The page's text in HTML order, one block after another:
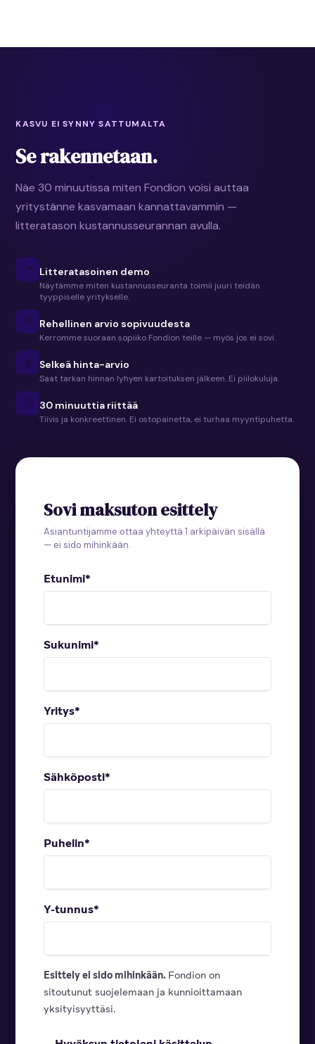
KASVU EI SYNNY SATTUMALTA
Se rakennetaan.
Näe 30 minuutissa miten Fondion voisi auttaa
yritystänne kasvamaan kannattavammin —
litteratason kustannusseurannan avulla.
📍 Litteratasoinen demo
Näytämme miten kustannusseuranta toimii juuri teidän
tyyppiselle yritykselle.
💬 Rehellinen arvio sopivuudesta
Kerromme suoraan sopiiko Fondion teille — myös jos ei sovi.
💰 Selkeä hinta-arvio
Saat tarkan hinnan lyhyen kartoituksen jälkeen. Ei piilokuluja.
⏱ 30 minuuttia riittää
Tiivis ja konkreettinen. Ei ostopainetta, ei turhaa myyntipuhetta.
Sovi maksuton esittely
Asiantuntijamme ottaa yhteyttä 1 arkipäivän sisällä
— ei sido mihinkään.
Etunimi*
Sukunimi*
Yritys*
Sähköposti*
Puhelin*
Y-tunnus*
Esittely ei sido mihinkään. Fondion on
sitoutunut suojelemaan ja kunnioittamaan
yksityisyyttäsi.